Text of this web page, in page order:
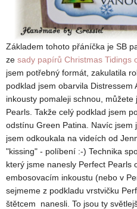
Základem tohoto přáníčka je SB
ze sady papírů Christmas Tidings
jsem potřebný formát, zakulatila
podklad jsem obarvila Distressem
inkousty pomaleji schnou,
Pearls. Takže celý podklad jsem
odstínu Green Patina. Navíc jsem
jsem odkoukala na videích od
"kissing" - políbení :-) Technika
který jsme nanesly Perfect Pearls
embosovacím inkoustu (nebo v
sejmeme z podkladu vrstvičku
štětcem nanesli. To jsou ty